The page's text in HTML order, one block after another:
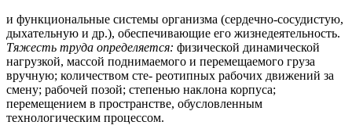
и функциональные системы организма (сердечно-сосудистую,
дыхательную и др.), обеспечивающие его жизнедеятельность.
Тяжесть труда определяется: физической динамической
нагрузкой, массой поднимаемого и перемещаемого груза
вручную; количеством сте- реотипных рабочих движений за
смену; рабочей позой; степенью наклона корпуса;
перемещением в пространстве, обусловленным
технологическим процессом.